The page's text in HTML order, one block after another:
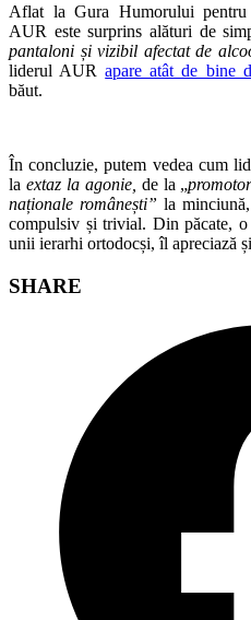
Aflat la Gura Humorului
AUR este surprins alături de
pantaloni și vizibil afectat de
liderul AURapare atât de bine
băut.
În concluzie, putem vedea cum
la extaz la agonie, de la „
naționale românești” la
compulsiv și trivial. Din păcate,
unii ierarhi ortodocși, îl apreciază
SHARE
window